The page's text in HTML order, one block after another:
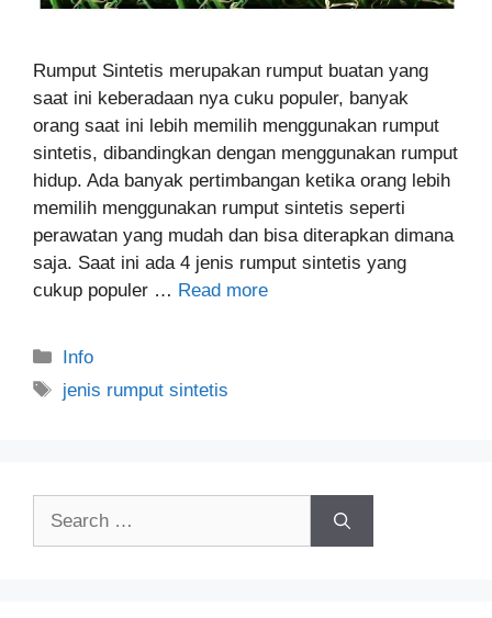
Rumput Sintetis merupakan rumput buatan yang
saat ini keberadaan nya cuku populer, banyak
orang saat ini lebih memilih menggunakan rumput
sintetis, dibandingkan dengan menggunakan rumput
hidup. Ada banyak pertimbangan ketika orang lebih
memilih menggunakan rumput sintetis seperti
perawatan yang mudah dan bisa diterapkan dimana
saja. Saat ini ada 4 jenis rumput sintetis yang
cukup populer … Read more
Categories
Info
Tags
jenis rumput sintetis